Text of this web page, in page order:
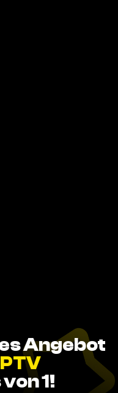
Angebot
1!